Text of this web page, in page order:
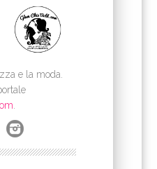
e la moda.